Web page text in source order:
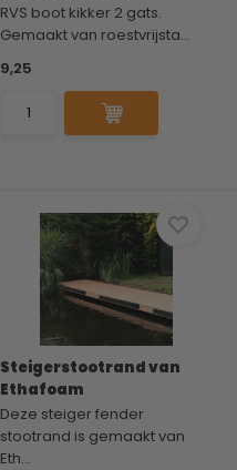
RVS boot kikker 2 gats.
Gemaakt van roestvrijsta...
9,25
Steigerstootrand van
Ethafoam
Deze steiger fender
stootrand is gemaakt van
Eth...